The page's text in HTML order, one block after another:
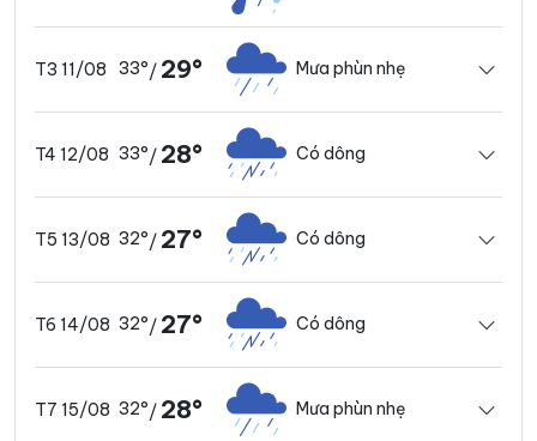
T3 11/08 33°/ 29° Mưa phùn nhẹ
T4 12/08 33°/ 28° Có dông
T5 13/08 32°/ 27° Có dông
T6 14/08 32°/ 27° Có dông
T7 15/08 32°/ 28° Mưa phùn nhẹ